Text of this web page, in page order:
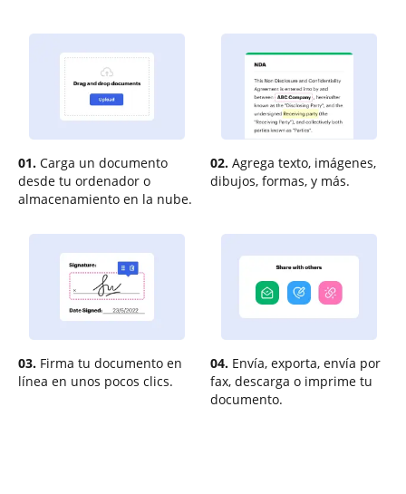
01. Carga un documento
desde tu ordenador o
almacenamiento en la nube.
02. Agrega texto, imágenes,
dibujos, formas, y más.
03. Firma tu documento en
línea en unos pocos clics.
04. Envía, exporta, envía por
fax, descarga o imprime tu
documento.